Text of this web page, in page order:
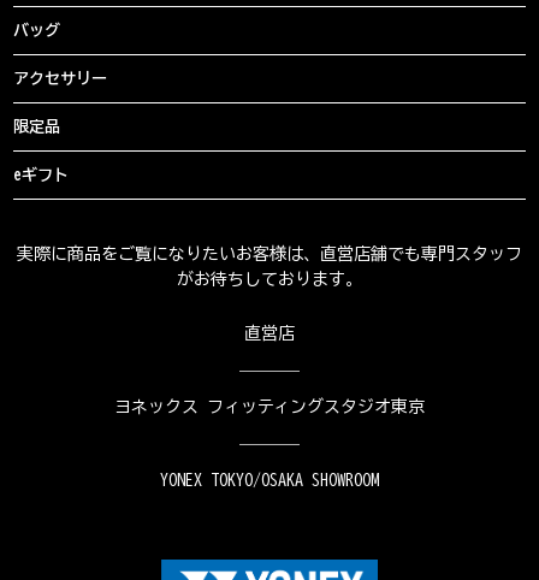
バッグ
アクセサリー
限定品
eギフト
実際に商品をご覧になりたいお客様は、直営店舗でも専門スタッフ
がお待ちしております。
直営店
ヨネックス フィッティングスタジオ東京
YONEX TOKYO/OSAKA SHOWROOM